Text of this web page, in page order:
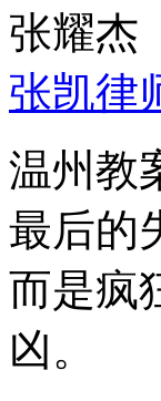
张耀杰
张凯律
温州教
最后的
而是疯
凶。